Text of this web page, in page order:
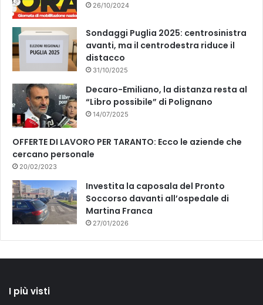
26/10/2024
Sondaggi Puglia 2025: centrosinistra
avanti, ma il centrodestra riduce il
distacco
31/10/2025
Decaro-Emiliano, la distanza resta al
“Libro possibile” di Polignano
14/07/2025
OFFERTE DI LAVORO PER TARANTO: Ecco le aziende che
cercano personale
20/02/2023
Investita la caposala del Pronto
Soccorso davanti all’ospedale di
Martina Franca
27/01/2026
I più visti